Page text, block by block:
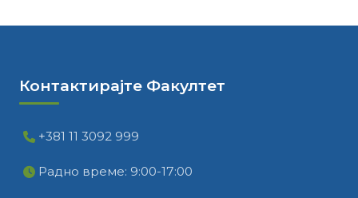
Контактирајте Факултет
+381 11 3092 999
Радно време: 9:00-17:00